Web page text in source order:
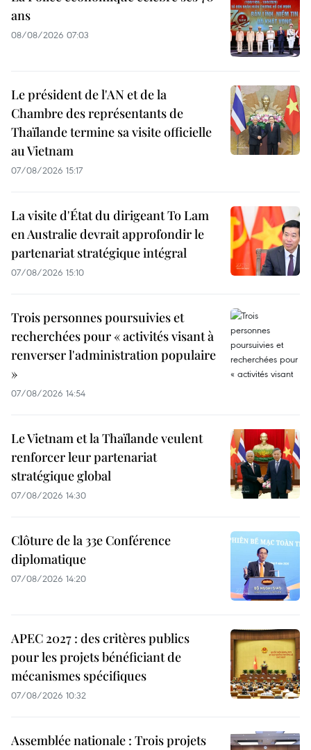
ans
08/08/2026 07:03
Le président de l'AN et de la
Chambre des représentants de
Thaïlande termine sa visite officielle
au Vietnam
07/08/2026 15:17
La visite d'État du dirigeant To Lam
en Australie devrait approfondir le
partenariat stratégique intégral
07/08/2026 15:10
Trois personnes poursuivies et
recherchées pour « activités visant à
renverser l'administration populaire
»
07/08/2026 14:54
Le Vietnam et la Thaïlande veulent
renforcer leur partenariat
stratégique global
07/08/2026 14:30
Clôture de la 33e Conférence
diplomatique
07/08/2026 14:20
APEC 2027 : des critères publics
pour les projets bénéficiant de
mécanismes spécifiques
07/08/2026 10:32
Assemblée nationale : Trois projets